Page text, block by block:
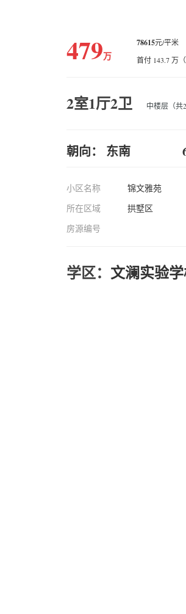
479万
78615元/平米
首付 143.7 万
2室1厅2卫 中楼层（共
朝向： 东南
小区名称
锦文雅苑
所在区域
拱墅区
房源编号
学区： 文澜实验